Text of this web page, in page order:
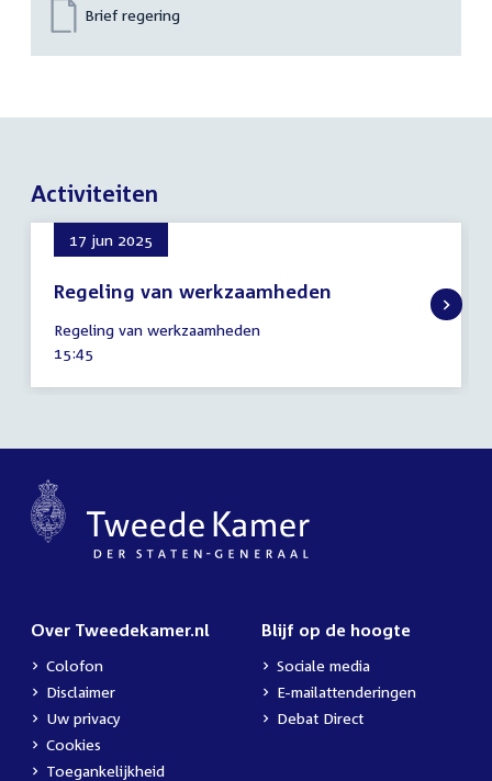
Brief regering
Activiteiten
17 jun 2025
Regeling van werkzaamheden
juni
2025
Regeling van werkzaamheden
Tijd
15:45
Over Tweedekamer.nl
Colofon
Disclaimer
Uw privacy
Cookies
Toegankelijkheid
Blijf op de hoogte
Sociale media
E-mailattenderingen
Debat Direct